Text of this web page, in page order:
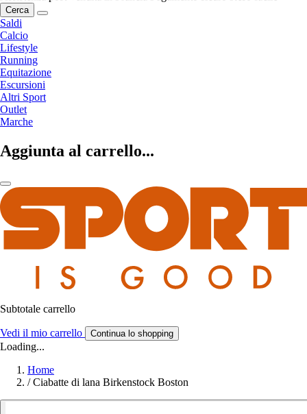
Cerca
Saldi
Calcio
Lifestyle
Running
Equitazione
Escursioni
Altri Sport
Outlet
Marche
Aggiunta al carrello...
Subtotale carrello
Vedi il mio carrello Continua lo shopping
Loading...
Home
/ Ciabatte di lana Birkenstock Boston